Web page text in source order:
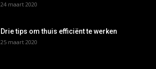
24 maart 2020
Drie tips om thuis efficiënt te werken
25 maart 2020